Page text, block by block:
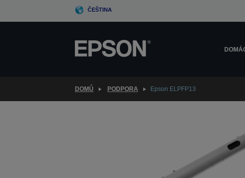
ČEŠTINA
DOMŮ PODPORA Epson ELPFP13